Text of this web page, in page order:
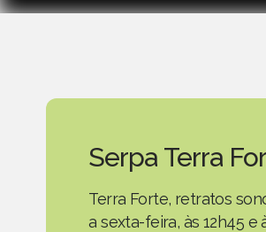
Serpa Terra
Terra Forte, retratos
a sexta-feira, às 12h45